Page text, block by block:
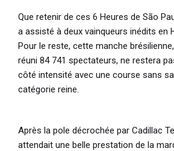
Que retenir de ces 6 Heures de São
a assisté à deux vainqueurs inédits en
Pour le reste, cette manche
réuni 84 741 spectateurs, ne restera
côté intensité avec une course sans
catégorie reine.
Après la pole décrochée par Cadillac
attendait une belle prestation de la